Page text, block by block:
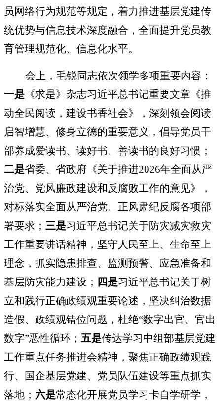
员网络行为规范等规定，着力推进基层党建传
统优势与信息技术深度融合，全面提升党员教
育管理规范化、信息化水平。
会上，毛锐同志依次领学多项重要内容：
一是 《求是》杂志习近平总书记重要文章《推
动全民阅读，建设书香社会》，深刻领会阅读
启智增慧、修身立德的重要意义，倡导党员干
部养成爱读书、读好书、善读书的良好习惯；
二是省委、省政府《关于推进2026年全面从严
治党、党风廉政建设和反腐败工作的意见》，
对标落实全面从严治党、正风肃纪反腐各项部
署要求； 三是习近平总书记关于防灾减灾救灾
工作重要讲话精神，坚守人民至上、生命至上
理念，抓实隐患排查、监测预警、应急准备和
基层防灾能力建设； 四是习近平总书记关于树
立和践行正确政绩观重要论述，坚决纠治数据
造假、政绩观错位问题，杜绝“数字出官、官出
数字”恶性循环； 五是传达学习中组部基层党建
工作重点任务推进会精神，聚焦正确政绩观践
行、国企基层党建、党员队伍建设等重点抓实
落地； 六是常态化开展党员学习卡自学研学，